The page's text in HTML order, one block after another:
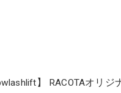
】 RACOTAオリジ